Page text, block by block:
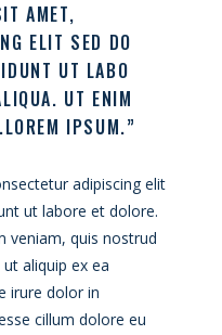
AMET,
ELIT SED DO
UT LABO
UT ENIM
IPSUM.”
adipiscing elit
ut labore et dolore.
veniam, quis nostrud
aliquip ex ea
irure dolor in
cillum dolore eu